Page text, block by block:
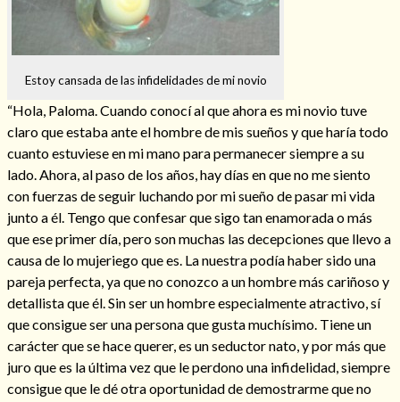
Amarre para recuperar a mi pareja
Cómo alejar a la amante de mi esposo
Estoy cansada de las infidelidades de mi novio
“Hola, Paloma. Cuando conocí al que ahora es mi novio tuve
claro que estaba ante el hombre de mis sueños y que haría todo
cuanto estuviese en mi mano para permanecer siempre a su
lado. Ahora, al paso de los años, hay días en que no me siento
con fuerzas de seguir luchando por mi sueño de pasar mi vida
junto a él. Tengo que confesar que sigo tan enamorada o más
que ese primer día, pero son muchas las decepciones que llevo a
causa de lo mujeriego que es. La nuestra podía haber sido una
pareja perfecta, ya que no conozco a un hombre más cariñoso y
detallista que él. Sin ser un hombre especialmente atractivo, sí
que consigue ser una persona que gusta muchísimo. Tiene un
carácter que se hace querer, es un seductor nato, y por más que
juro que es la última vez que le perdono una infidelidad, siempre
consigue que le dé otra oportunidad de demostrarme que no